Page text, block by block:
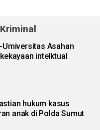
Umiversitas Asahan
intelktual
hukum kasus
anak di Polda Sumut